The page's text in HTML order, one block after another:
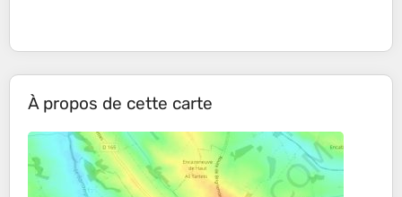
À propos de cette carte